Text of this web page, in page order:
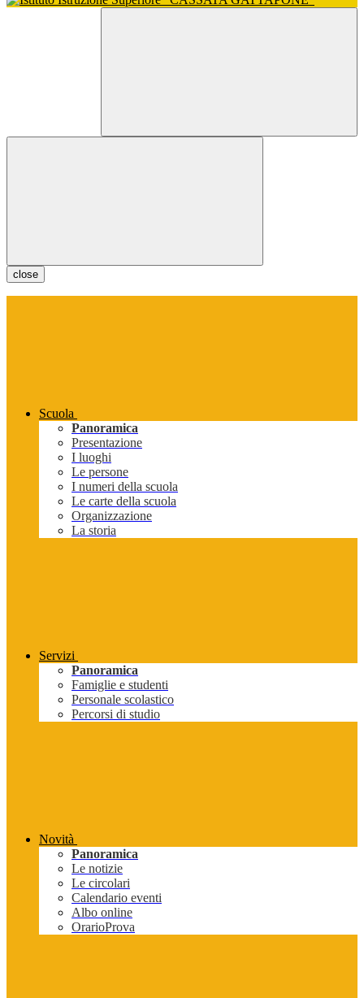
close
Scuola
Panoramica
Presentazione
I luoghi
Le persone
I numeri della scuola
Le carte della scuola
Organizzazione
La storia
Servizi
Panoramica
Famiglie e studenti
Personale scolastico
Percorsi di studio
Novità
Panoramica
Le notizie
Le circolari
Calendario eventi
Albo online
OrarioProva